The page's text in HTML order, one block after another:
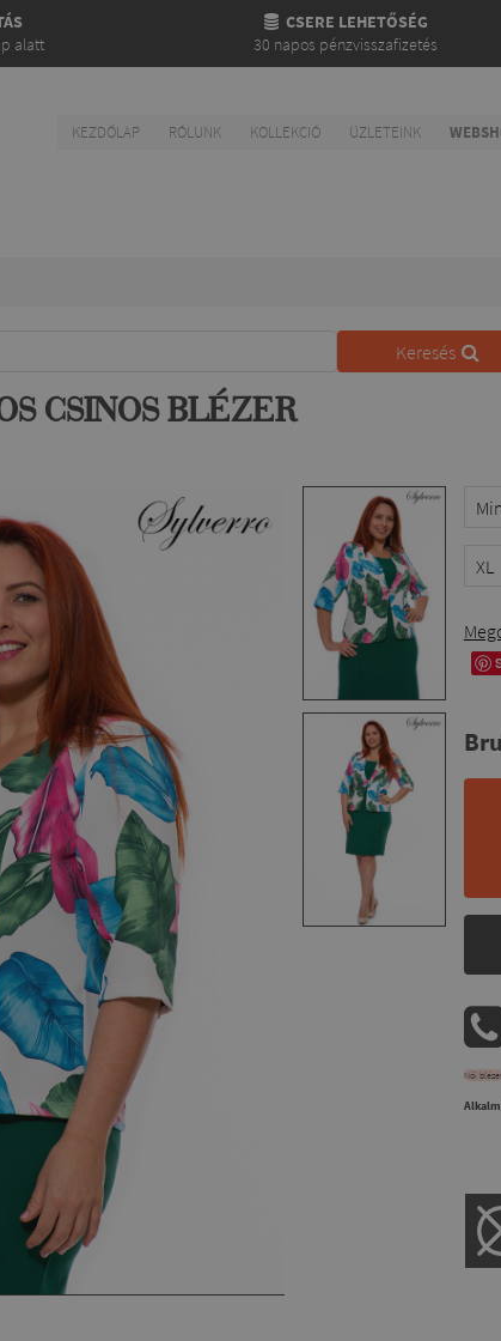
alatt
CSERE LEHETŐSÉG
30 napos pénzvisszafizetés
KEZDŐLAP RÓLUNK KOLLEKCIÓ ÜZLETEINK
Keresés
CSINOS BLÉZER
Női